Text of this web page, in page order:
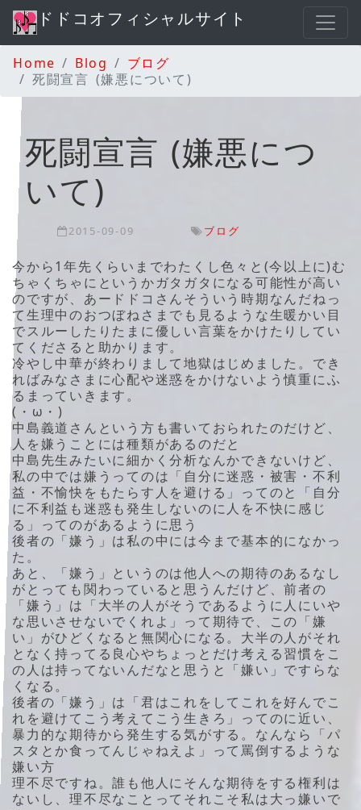
ドドコオフィシャルサイト
Home Blog
ブログ
死闘宣言 (嫌悪について)
死闘宣言 (嫌悪につ
いて)
2015-09-09 ブログ
今から1年先くらいまでわたくし色々と(今以上に)む
ちゃくちゃにというかガタガタになる可能性が高い
のですが、あードドコさんそういう時期なんだねっ
て生理中のおつぼねさまでも見るような生暖かい目
でスルーしたりたまに優しい言葉をかけたりしてい
てくださると助かります。
冷やし中華が終わりまして地獄はじめました。でき
ればみなさまに心配や迷惑をかけないよう慎重にふ
るまっていきます。
(・ω・)
中島義道さんという方も書いておられたのだけど、
人を嫌うことには種類があるのだと
中島先生みたいに細かく分析なんかできないけど、
私の中では嫌うってのは「自分に迷惑・被害・不利
益・不愉快をもたらす人を避ける」ってのと「自分
に不利益も迷惑も発生しないのに人を不快に感じ
る」ってのがあるように思う
後者の「嫌う」は私の中には今まで基本的になかっ
た。
あと、「嫌う」というのは他人への期待のあるなし
がとっても関わっていると思うんだけど、前者の
「嫌う」は「大半の人がそうであるように人にいや
な思いさせないでくれよ」って期待で、この「嫌
い」がひどくなると無関心になる。大半の人がそれ
となく持ってる良心やちょっとだけ考える習慣をこ
の人は持ってないんだなと思うと「嫌い」ですらな
くなる。
後者の「嫌う」は「君はこれをしてこれを好んでこ
れを避けてこう考えてこう生きろ」ってのに近い、
暴力的な期待から発生する気がする。なんなら「パ
スタとか食ってんじゃねえよ」って罵倒するような
嫌い方
理不尽ですね。誰も他人にそんな期待をする権利は
ないし、理不尽なことってそれこそ私は大っ嫌いで